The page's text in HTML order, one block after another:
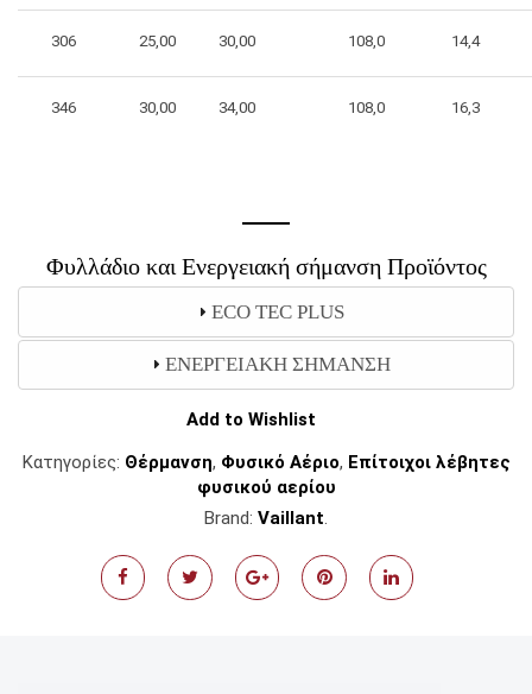
306 25,00 30,00 108,0 14,4
346 30,00 34,00 108,0 16,3
Φυλλάδιο και Ενεργειακή σήμανση Προϊόντος
ECO TEC PLUS
ΕΝΕΡΓΕΙΑΚΗ ΣΗΜΑΝΣΗ
Add to Wishlist
Κατηγορίες: Θέρμανση, Φυσικό Αέριο, Επίτοιχοι λέβητες
φυσικού αερίου
Brand: Vaillant.